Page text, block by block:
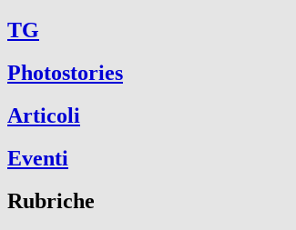
TG
Photostories
Articoli
Eventi
Rubriche